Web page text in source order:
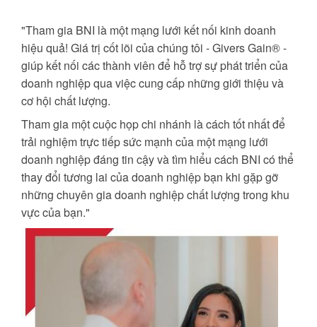
"Tham gia BNI là một mạng lưới kết nối kinh doanh
hiệu quả! Giá trị cốt lõi của chúng tôi - Givers Gain® -
giúp kết nối các thành viên để hỗ trợ sự phát triển của
doanh nghiệp qua việc cung cấp những giới thiệu và
cơ hội chất lượng.
Tham gia một cuộc họp chi nhánh là cách tốt nhất để
trải nghiệm trực tiếp sức mạnh của một mạng lưới
doanh nghiệp đáng tin cậy và tìm hiểu cách BNI có thể
thay đổi tương lai của doanh nghiệp bạn khi gặp gỡ
những chuyên gia doanh nghiệp chất lượng trong khu
vực của bạn."